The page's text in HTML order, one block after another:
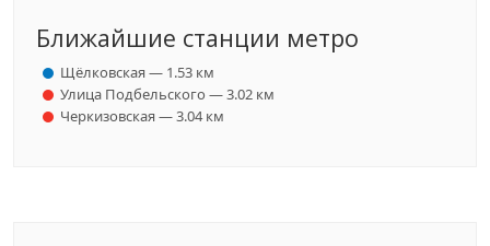
Ближайшие станции метро
Щёлковская — 1.53 км
Улица Подбельского — 3.02 км
Черкизовская — 3.04 км